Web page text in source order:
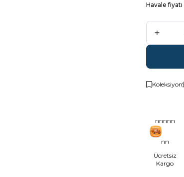
Havale fiyatı
Koleksiyon
nnnnn
nn
Ücretsiz
Kargo